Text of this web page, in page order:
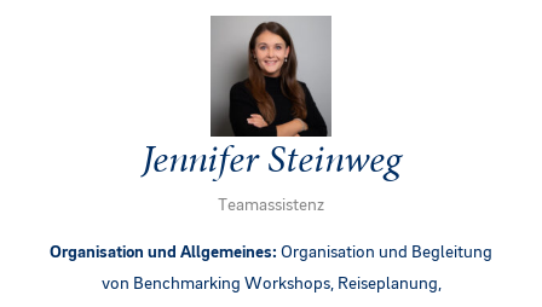
Jennifer Steinweg
Teamassistenz
Organisation und Allgemeines: Organisation und Begleitung
von Benchmarking Workshops, Reiseplanung,